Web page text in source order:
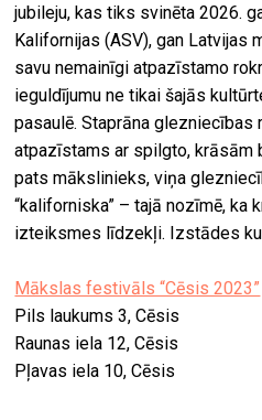
jubileju, kas tiks svinēta 2026.
Kalifornijas (ASV), gan Latvijas
savu nemainīgi atpazīstamo
ieguldījumu ne tikai šajās
pasaulē. Staprāna glezniecības
atpazīstams ar spilgto, krāsām
pats mākslinieks, viņa
“kaliforniska” – tajā nozīmē, ka
izteiksmes līdzekļi. Izstādes
Mākslas festivāls “Cēsis 2023”
Pils laukums 3, Cēsis
Raunas iela 12, Cēsis
Pļavas iela 10, Cēsis